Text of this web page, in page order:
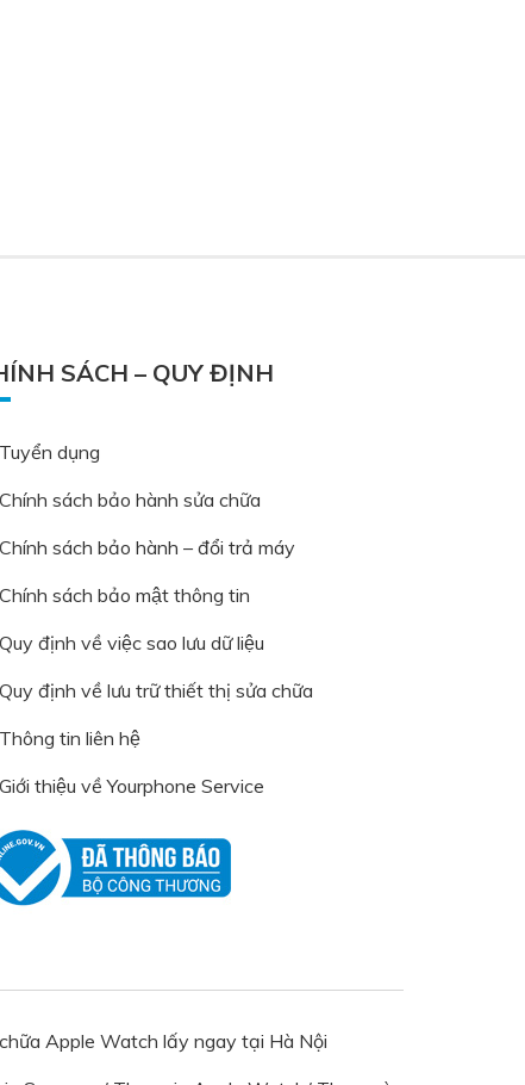
SÁCH – QUY ĐỊNH
Tuyển dụng
Chính sách bảo hành sửa chữa
Chính sách bảo hành – đổi trả máy
Chính sách bảo mật thông tin
Quy định về việc sao lưu dữ liệu
Quy định về lưu trữ thiết thị sửa chữa
Thông tin liên hệ
Giới thiệu về Yourphone Service
Apple Watch lấy ngay tại Hà Nội